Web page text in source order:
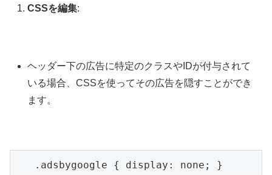
CSSを編集:
ヘッダー下の広告に特定のクラスやIDが付与されて
いる場合、CSSを使ってその広告を隠すことができ
ます。
   .adsbygoogle { display: none; }